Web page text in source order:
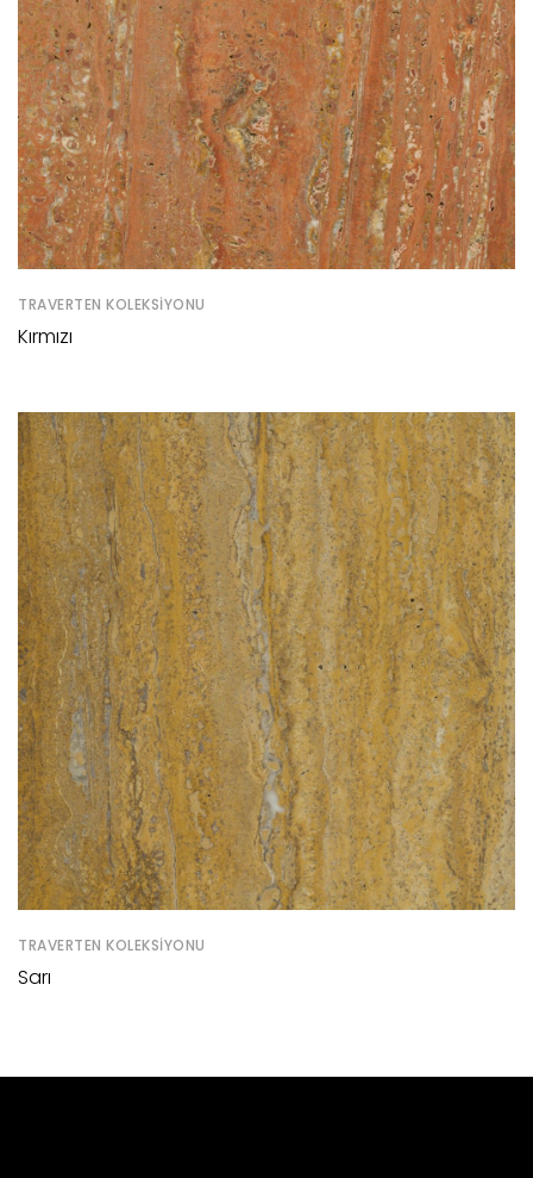
TRAVERTEN KOLEKSIYONU
Kırmızı
TRAVERTEN KOLEKSIYONU
Sarı